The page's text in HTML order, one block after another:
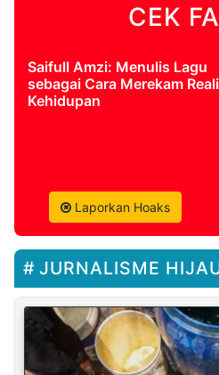
CEK
Saifull Amzi: Menulis Lagu
sebagai Cara Merekam
Kehidupan
Laporkan Hoaks
JURNALISME